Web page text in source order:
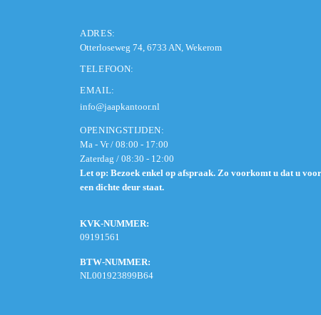
ADRES:
Otterloseweg 74, 6733 AN, Wekerom
TELEFOON:
EMAIL:
info@jaapkantoor.nl
OPENINGSTIJDEN:
Ma - Vr / 08:00 - 17:00
Zaterdag / 08:30 - 12:00
Let op: Bezoek enkel op afspraak. Zo voorkomt u dat u voor
een dichte deur staat.
KVK-NUMMER:
09191561
BTW-NUMMER:
NL001923899B64